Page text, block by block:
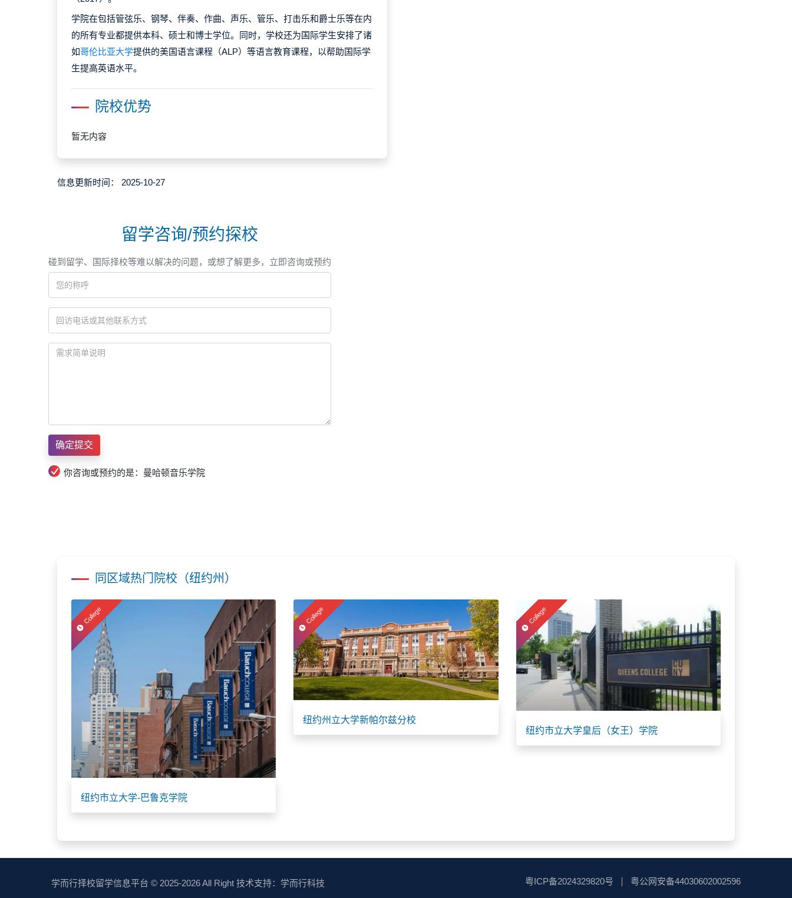
学院在包括管弦乐、钢琴、伴奏、作曲、声乐、管乐、打击乐和爵士乐等在内
的所有专业都提供本科、硕士和博士学位。同时，学校还为国际学生安排了诸
如哥伦比亚大学提供的美国语言课程（ALP）等语言教育课程，以帮助国际学
生提高英语水平。
院校优势
暂无内容
信息更新时间： 2025-10-27
留学咨询/预约探校
碰到留学、国际择校等难以解决的问题，或想了解更多，立即咨询或预约
你咨询或预约的是：曼哈顿音乐学院
同区域热门院校（纽约州）
College
纽约市立大学-巴鲁克学院
College
纽约州立大学新帕尔兹分校
College
纽约市立大学皇后（女王）学院
学而行择校留学信息平台 © 2025-2026 All Right 技术支持： 学而行科技 粤ICP备2024329820号 粤公网安备44030602002596